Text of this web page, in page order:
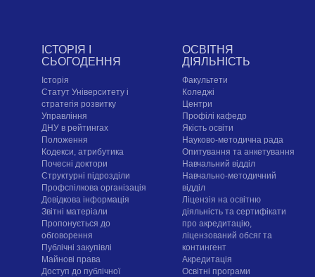
ІСТОРІЯ І
СЬОГОДЕННЯ
Історія
Статут Університету і
стратегія розвитку
Управління
ДНУ в рейтингах
Положення
Кодекси, атрибутика
Почесні доктори
Структурні підрозділи
Профспілкова організація
Довідкова інформація
Звітні матеріали
Пропонується до
обговорення
Публічні закупівлі
Майнові права
Доступ до публічної
ОСВІТНЯ
ДІЯЛЬНІСТЬ
Факультети
Коледжі
Центри
Профілі кафедр
Якість освіти
Науково-методична рада
Опитування та анкетування
Навчальний відділ
Навчально-методичний
відділ
Ліцензія на освітню
діяльність та сертифікати
про акредитацію,
ліцензований обсяг та
контингент
Акредитація
Освітні програми